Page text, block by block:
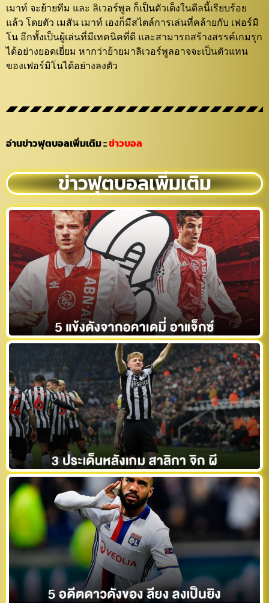
เมาท์ จะย้ายทีม และ ลิเวอร์พูล ก็เป็นตัวเต็งในดีลนี้เรียบร้อย
แล้ว โดยตัว เมสัน เมาท์ เองก็มีสไตล์การเล่นที่คล้ายกับ เฟอร์มิ
โน อีกทั้งเป็นผู้เล่นที่มีเทคนิคที่ดี และสามารถสร้างสรรค์เกมรุก
ได้อย่างยอดเยี่ยม หากว่าย้ายมาลิเวอร์พูลอาจจะเป็นตัวแทน
ของเฟอร์มิโนได้อย่างลงตัว
อ่านข่าวฟุตบอลเพิ่มเติม::ข่าวบอล
ข่าวฟุตบอลเพิ่มเติม